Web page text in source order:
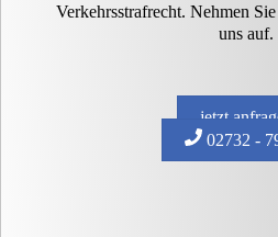
Verkehrsstrafrecht. Nehmen
uns auf.
jetzt
02732 -